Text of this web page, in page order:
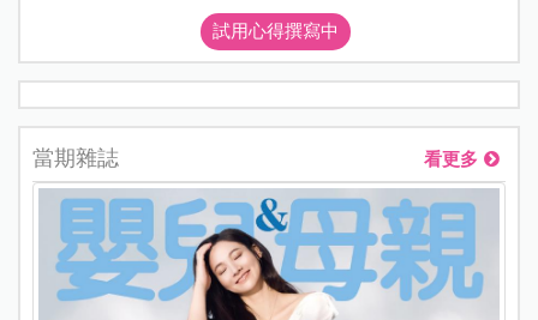
試用心得撰寫中
當期雜誌 看更多